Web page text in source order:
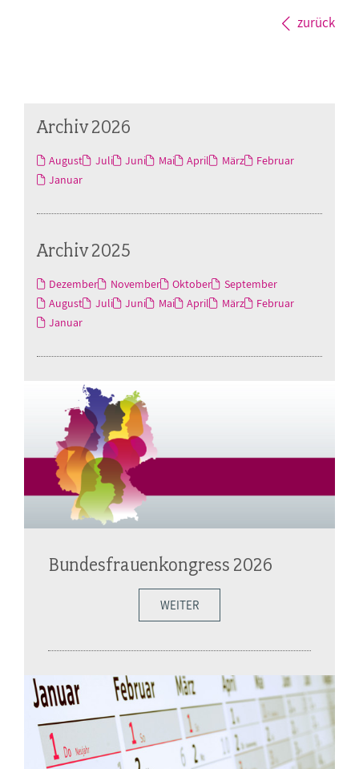
zurück
Archiv 2026
August Juli Juni Mai April März
Februar
Januar
Archiv 2025
Dezember November Oktober
September
August
Juli Juni Mai April März
Februar
Januar
Bundesfrauenkongress 2026
WEITER